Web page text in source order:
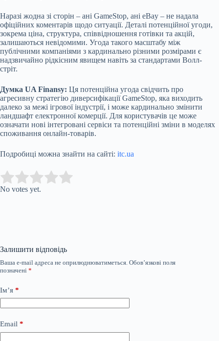
Наразі жодна зі сторін – ані GameStop, ані eBay – не надала
офіційних коментарів щодо ситуації. Деталі потенційної угоди,
зокрема ціна, структура, співвідношення готівки та акцій,
залишаються невідомими. Угода такого масштабу між
публічними компаніями з кардинально різними розмірами є
надзвичайно рідкісним явищем навіть за стандартами Волл-
стріт.
Думка UA Finansy: Ця потенційна угода свідчить про
агресивну стратегію диверсифікації GameStop, яка виходить
далеко за межі ігрової індустрії, і може кардинально змінити
ландшафт електронної комерції. Для користувачів це може
означати нові інтегровані сервіси та потенційні зміни в моделях
споживання онлайн-товарів.
Подробиці можна знайти на сайті: itc.ua
Rate this item:
No votes yet.
Залишити відповідь
Ваша e-mail адреса не оприлюднюватиметься. Обов’язкові поля
позначені *
Ім’я *
Email *